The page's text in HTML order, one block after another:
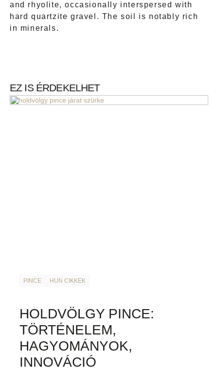
and rhyolite, occasionally interspersed with
hard quartzite gravel. The soil is notably rich
in minerals.
EZ IS ÉRDEKELHET
PINCE HUN CIKKEK
HOLDVÖLGY PINCE:
TÖRTÉNELEM,
HAGYOMÁNYOK,
INNOVÁCIÓ